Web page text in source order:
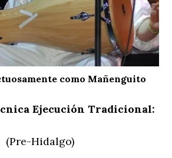
como Mañenguito
Ejecución Tradicional:
(Pre-Hidalgo)